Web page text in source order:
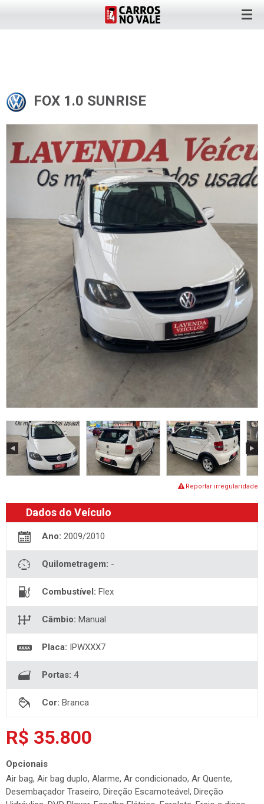
FOX 1.0 SUNRISE
Reportar irregularidade
Dados do Veículo
Ano: 2009/2010
Quilometragem: -
Combustível: Flex
Câmbio: Manual
Placa: IPWXXX7
Portas: 4
Cor: Branca
R$ 35.800
Opcionais
Air bag, Air bag duplo, Alarme, Ar condicionado, Ar Quente,
Desembaçador Traseiro, Direção Escamoteável, Direção